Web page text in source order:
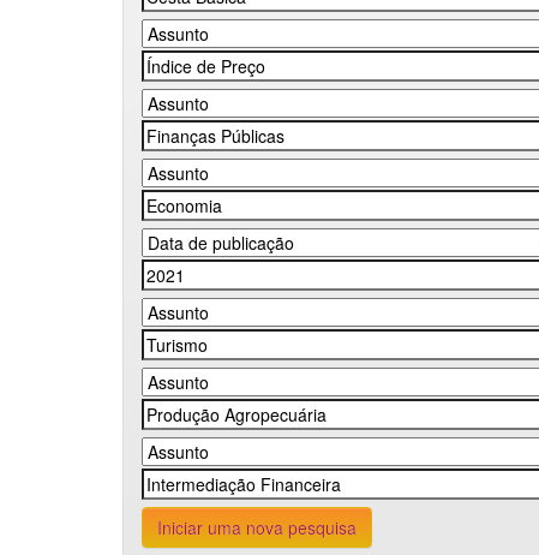
Iniciar uma nova pesquisa